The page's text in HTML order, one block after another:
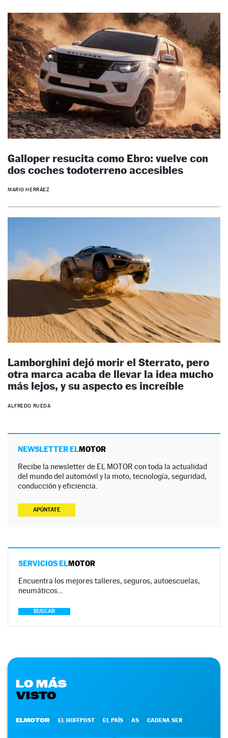
Galloper resucita como Ebro: vuelve con
dos coches todoterreno accesibles
MARIO HERRÁEZ
Lamborghini dejó morir el Sterrato, pero
otra marca acaba de llevar la idea mucho
más lejos, y su aspecto es increíble
ALFREDO RUEDA
NEWSLETTER ELMOTOR
Recibe la newsletter de EL MOTOR con toda la actualidad
del mundo del automóvil y la moto, tecnología, seguridad,
conducción y eficiencia.
APÚNTATE
SERVICIOS ELMOTOR
Encuentra los mejores talleres, seguros, autoescuelas,
neumáticos…
BUSCAR
LO MÁS
VISTO
ELMOTOR EL HUFFPOST EL PAÍS AS CADENA SER